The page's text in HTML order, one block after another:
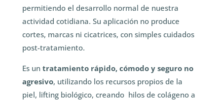
permitiendo el desarrollo normal de nuestra
actividad cotidiana. Su aplicación no produce
cortes, marcas ni cicatrices, con simples cuidados
post-tratamiento.
Es un tratamiento rápido, cómodo y seguro no
agresivo, utilizando los recursos propios de la
piel, lifting biológico, creando hilos de colágeno a